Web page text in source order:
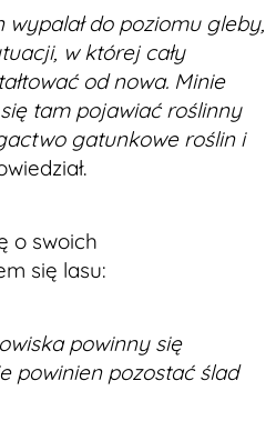
do poziomu gleby,
w której cały
od nowa. Minie
tam pojawiać roślinny
gatunkowe roślin i
o swoich
się lasu:
powinny się
powinien pozostać ślad